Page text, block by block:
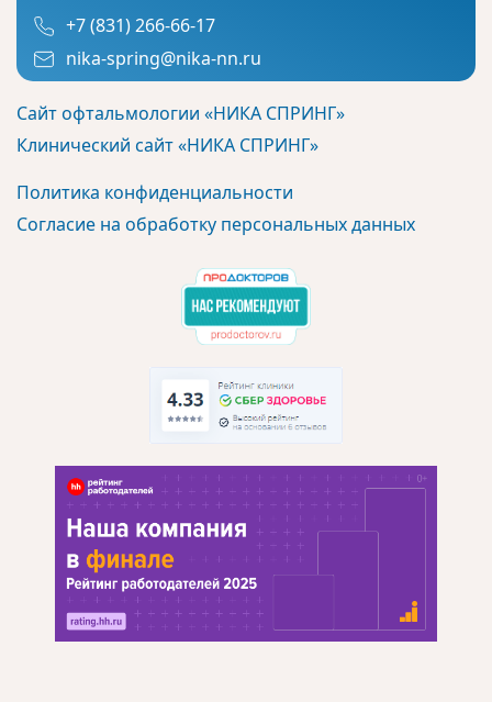
+7 (831) 266-66-17
nika-spring@nika-nn.ru
Сайт офтальмологии «НИКА СПРИНГ»
Клинический сайт «НИКА СПРИНГ»
Политика конфиденциальности
Согласие на обработку персональных данных